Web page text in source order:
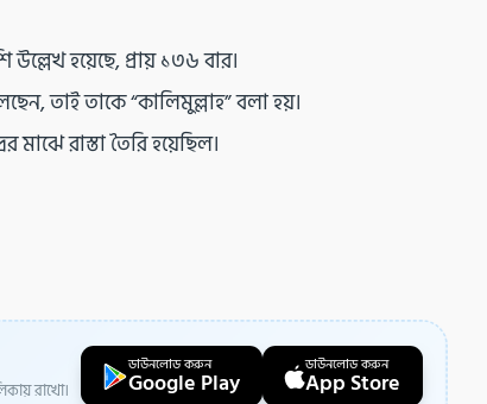
হয়েছে, প্রায় ১৩৬ বার।
তাই তাকে “কালিমুল্লাহ” বলা হয়।
মাঝে রাস্তা তৈরি হয়েছিল।
রাখো।
ডাউনলোড করুন
Google Play
ডাউনলোড করুন
App Store